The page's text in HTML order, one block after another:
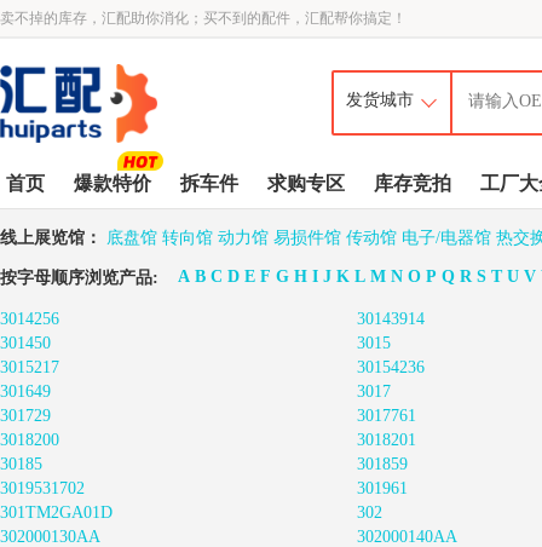
卖不掉的库存，汇配助你消化；买不到的配件，汇配帮你搞定！
首页 爆款特价 拆车件 求购专区 库存竞拍 工厂大
线上展览馆： 底盘馆 转向馆 动力馆 易损件馆 传动馆 电子/电器馆 热交
按字母顺序浏览产品: A B C D E F G H I J K L M N O P Q R S T U V
3014256
30143914
301450
3015
3015217
30154236
301649
3017
301729
3017761
3018200
3018201
30185
301859
3019531702
301961
301TM2GA01D
302
302000130AA
302000140AA